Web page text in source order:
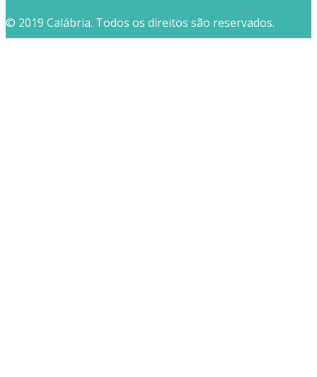
© 2019 Calábria. Todos os direitos são reservados.